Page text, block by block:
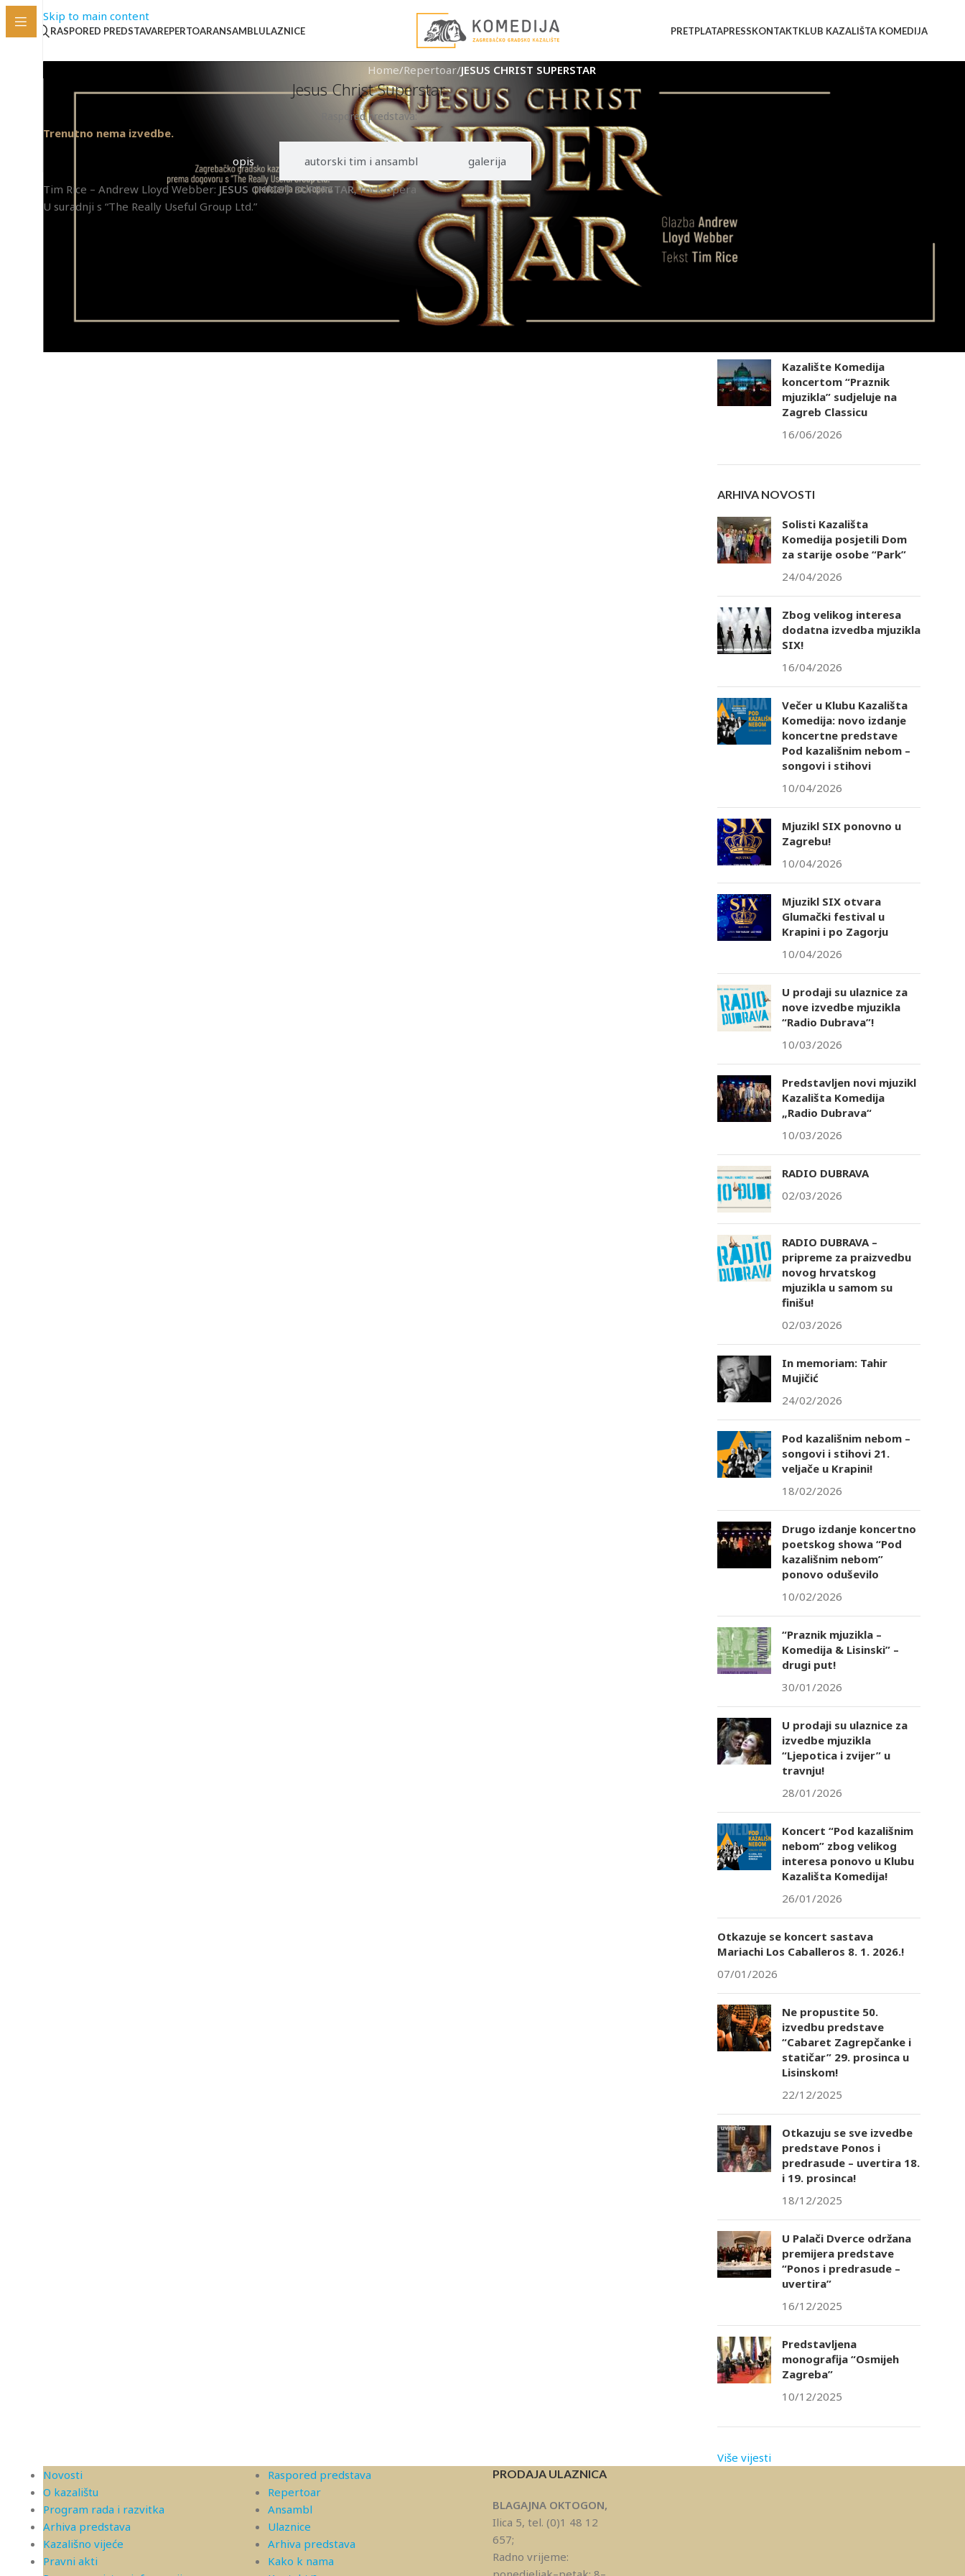
Skip to main content
RASPORED PREDSTAVAREPERTOARANSAMBLULAZNICE PRETPLATAPRESSKONTAKTKLUB KAZALIŠTA KOMEDIJA
Home/Repertoar/JESUS CHRIST SUPERSTAR
Jesus Christ Superstar
Raspored predstava:
Trenutno nema izvedbe.
opis
autorski tim i ansambl
galerija
Tim Rice – Andrew Lloyd Webber: JESUS CHRIST SUPERSTAR, rock opera
U suradnji s “The Really Useful Group Ltd.”
Kazalište Komedija
koncertom “Praznik
mjuzikla” sudjeluje na
Zagreb Classicu
16/06/2026
ARHIVA NOVOSTI
Solisti Kazališta
Komedija posjetili Dom
za starije osobe “Park”
24/04/2026
Zbog velikog interesa
dodatna izvedba mjuzikla
SIX!
16/04/2026
Večer u Klubu Kazališta
Komedija: novo izdanje
koncertne predstave
Pod kazališnim nebom –
songovi i stihovi
10/04/2026
Mjuzikl SIX ponovno u
Zagrebu!
10/04/2026
Mjuzikl SIX otvara
Glumački festival u
Krapini i po Zagorju
10/04/2026
U prodaji su ulaznice za
nove izvedbe mjuzikla
“Radio Dubrava”!
10/03/2026
Predstavljen novi mjuzikl
Kazališta Komedija
„Radio Dubrava“
10/03/2026
RADIO DUBRAVA
02/03/2026
RADIO DUBRAVA –
pripreme za praizvedbu
novog hrvatskog
mjuzikla u samom su
finišu!
02/03/2026
In memoriam: Tahir
Mujičić
24/02/2026
Pod kazališnim nebom –
songovi i stihovi 21.
veljače u Krapini!
18/02/2026
Drugo izdanje koncertno
poetskog showa “Pod
kazališnim nebom”
ponovo oduševilo
10/02/2026
“Praznik mjuzikla –
Komedija & Lisinski” –
drugi put!
30/01/2026
U prodaji su ulaznice za
izvedbe mjuzikla
“Ljepotica i zvijer” u
travnju!
28/01/2026
Koncert “Pod kazališnim
nebom” zbog velikog
interesa ponovo u Klubu
Kazališta Komedija!
26/01/2026
Otkazuje se koncert sastava
Mariachi Los Caballeros 8. 1. 2026.!
07/01/2026
Ne propustite 50.
izvedbu predstave
“Cabaret Zagrepčanke i
statičar” 29. prosinca u
Lisinskom!
22/12/2025
Otkazuju se sve izvedbe
predstave Ponos i
predrasude – uvertira 18.
i 19. prosinca!
18/12/2025
U Palači Dverce održana
premijera predstave
“Ponos i predrasude –
uvertira”
16/12/2025
Predstavljena
monografija “Osmijeh
Zagreba”
10/12/2025
Više vijesti
Novosti
O kazalištu
Program rada i razvitka
Arhiva predstava
Kazališno vijeće
Pravni akti
Raspored predstava
Repertoar
Ansambl
Ulaznice
Arhiva predstava
Kako k nama
PRODAJA ULAZNICA
BLAGAJNA OKTOGON,
Ilica 5, tel. (0)1 48 12
657;
Radno vrijeme: